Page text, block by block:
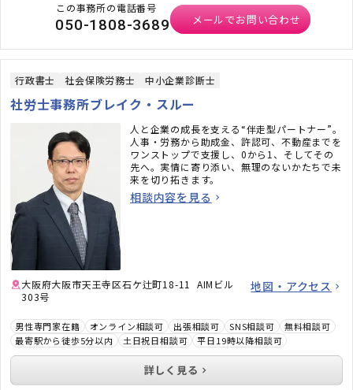
この事務所の電話番号
050-1808-3689 メールでお問い合わせ
行政書士 社会保険労務士 中小企業診断士
社労士事務所ブレイク・スルー
人と企業の成長を支える“伴走型パートナー”。
人事・労務から助成金、許認可、不動産までを
ワンストップで支援し、0から1、そしてその
先へ。実情に寄り添い、無理のないかたちで未
来を切り拓きます。
相談内容を見る
大阪府大阪市天王寺区石ケ辻町18-11 AIMビル
303号
地図・アクセス
男性専門家在籍 オンライン相談可 出張相談可 SNS相談可
無料相談可
最寄駅から徒歩5分以内
土日祝日相談可 平日19時以降相談可
詳しく見る